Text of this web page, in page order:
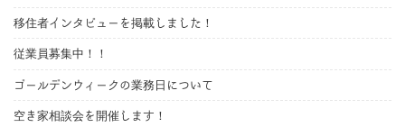
移住者インタビューを掲載しました！
従業員募集中！！
ゴールデンウィークの業務日について
空き家相談会を開催します！